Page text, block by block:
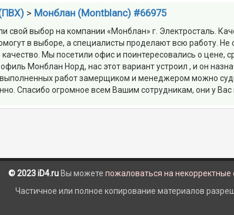
> Монблан (Montblanc) #66975
свой выбор на компании «Монблан» г. Электросталь.
в выборе, а специалисты проделают всю работу.
Мы посетили офис и поинтересовались о цене,
Монблан Норд, нас этот вариант устроил , и он
выполненных работ замерщиком и менеджером можно
Спасибо огромное всем Вашим сотрудникам, они у
© 2023 iD4.ru Вы можете пожаловаться на некорректные
Частичное или полное копирование материалов